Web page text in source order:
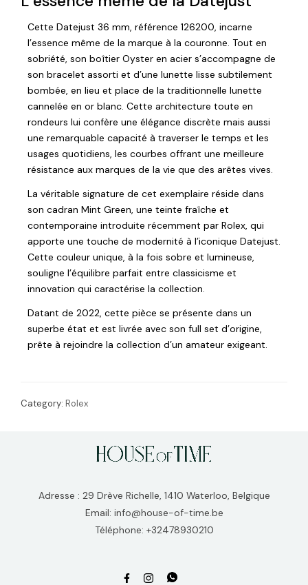
Cette Datejust 36 mm, référence 126200, incarne
l’essence même de la marque à la couronne. Tout en
sobriété, son boîtier Oyster en acier s’accompagne de
son bracelet assorti et d’une lunette lisse subtilement
bombée, en lieu et place de la traditionnelle lunette
cannelée en or blanc. Cette architecture toute en
rondeurs lui confère une élégance discrète mais aussi
une remarquable capacité à traverser le temps et les
usages quotidiens, les courbes offrant une meilleure
résistance aux marques de la vie que des arêtes vives.
La véritable signature de cet exemplaire réside dans
son cadran Mint Green, une teinte fraîche et
contemporaine introduite récemment par Rolex, qui
apporte une touche de modernité à l’iconique Datejust.
Cette couleur unique, à la fois sobre et lumineuse,
souligne l’équilibre parfait entre classicisme et
innovation qui caractérise la collection.
Datant de 2022, cette pièce se présente dans un
superbe état et est livrée avec son full set d’origine,
prête à rejoindre la collection d’un amateur exigeant.
Category: Rolex
Adresse : 29 Drève Richelle, 1410 Waterloo, Belgique
Email: info@house-of-time.be
Téléphone: +32478930210